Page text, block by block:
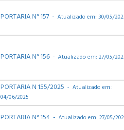
PORTARIA N° 157 - Atualizado em: 30/05/
PORTARIA N° 156 - Atualizado em: 27/05/
PORTARIA N 155/2025 - Atualizado em:
04/06/2025
PORTARIA N° 154 - Atualizado em: 27/05/